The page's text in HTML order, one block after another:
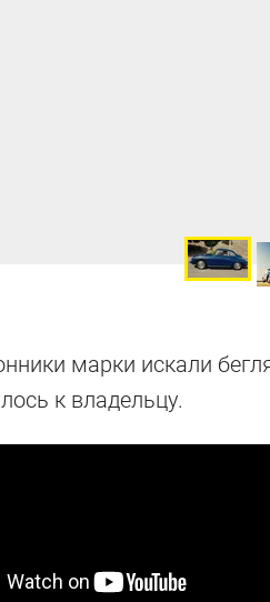
марки искали
к владельцу.